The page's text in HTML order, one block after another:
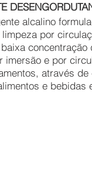
alcalino
por
imersão e por
através
e bebidas